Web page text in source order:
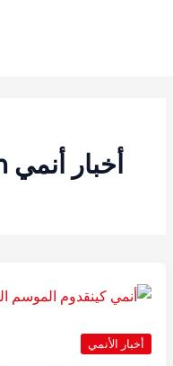
أخبار أنمي Kingdom
أخبار الأنمي